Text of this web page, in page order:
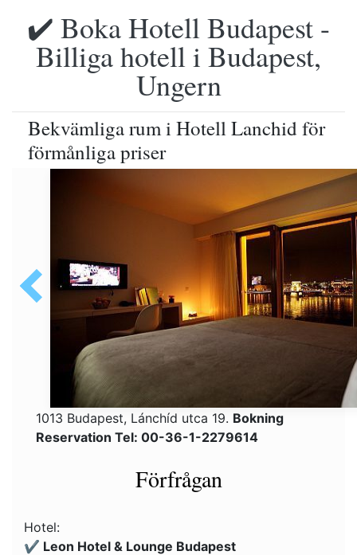
✔️ Boka Hotell Budapest -
Billiga hotell i Budapest,
Ungern
Bekvämliga rum i Hotell Lanchid för
förmånliga priser
1013 Budapest, Lánchíd utca 19. Bokning
Reservation Tel: 00-36-1-2279614
Förfrågan
Hotel:
✔️ Leon Hotel & Lounge Budapest